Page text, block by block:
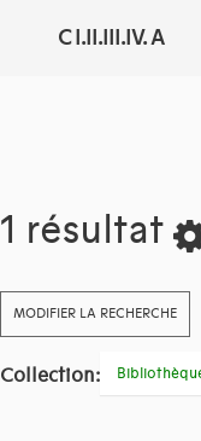
C I.II.III.IV. A
1 résultat
MODIFIER LA RECHERCHE
Collection: